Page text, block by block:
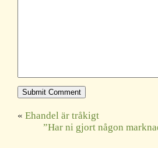
« Ehandel är tråkigt
”Har ni gjort någon